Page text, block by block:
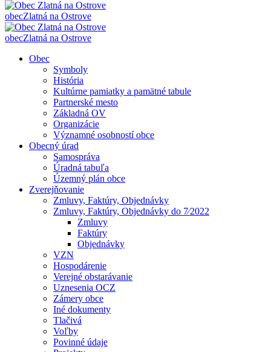
obecZlatná na Ostrove
obecZlatná na Ostrove
Obec
Symboly
História
Kultúrne pamiatky a pamätné tabule
Partnerské mesto
Základná OV
Organizácie
Významné osobností obce
Obecný úrad
Samospráva
Úradná tabuľa
Územný plán obce
Zverejňovanie
Zmluvy, Faktúry, Objednávky
Zmluvy, Faktúry, Objednávky do 7⁄2022
Zmluvy
Faktúry
Objednávky
VZN
Hospodárenie
Verejné obstarávanie
Uznesenia OCZ
Zámery obce
Iné dokumenty
Tlačivá
Voľby
Povinné údaje